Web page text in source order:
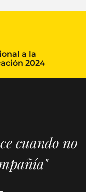
a la
2024
cuando no